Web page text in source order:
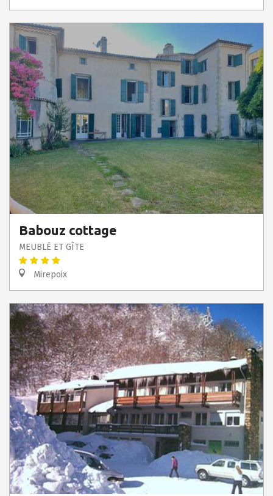
Babouz cottage
MEUBLÉ ET GÎTE
Mirepoix